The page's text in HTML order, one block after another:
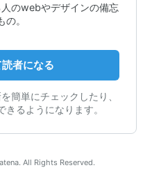
のwebやデザインの備忘
の。
者になる
簡単にチェックしたり、
るようになります。
All Rights Reserved.